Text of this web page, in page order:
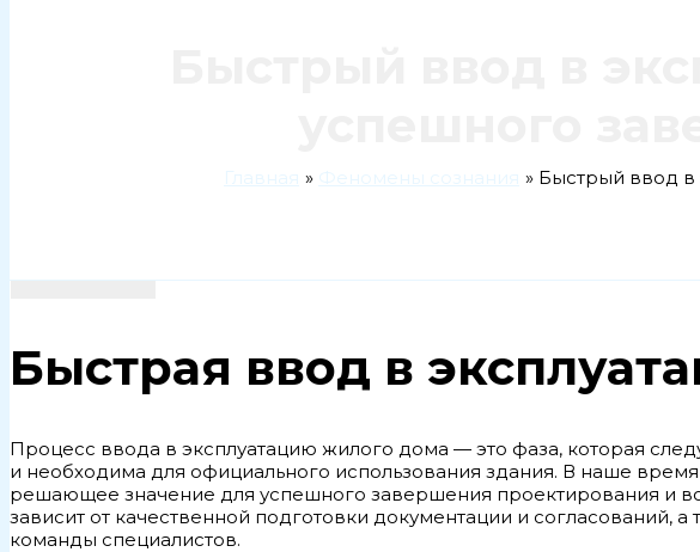
Главная Феномены сознания
Быстрый ввод в
Быстрая ввод в
Процесс ввода в эксплуатацию жилого дома — это фаза, которая
и необходима для официального использования здания. В наше
решающее значение для успешного завершения проектирования и
зависит от качественной подготовки документации и согласований,
команды специалистов.